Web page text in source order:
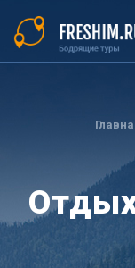
основному
содержанию